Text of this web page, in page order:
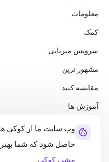
وب سایت ما از کوکی ها
حاصل شود که شما
مشی کوکی
معلومات
کمک
سرویس میزبانی
مشهور ترین
مقایسه کنید
آموزش ها
در باره ما
سیاست حفظ حریم خصوصی